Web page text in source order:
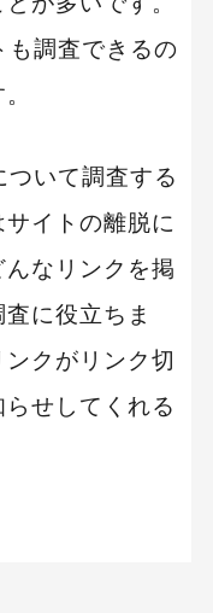
も調査できるの
いて調査する
イトの離脱に
なリンクを掲
に役立ちま
クがリンク切
せしてくれる